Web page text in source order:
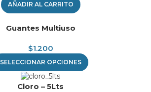
AÑADIR AL CARRITO
Guantes Multiuso
$1.200
SELECCIONAR OPCIONES
Cloro – 5Lts